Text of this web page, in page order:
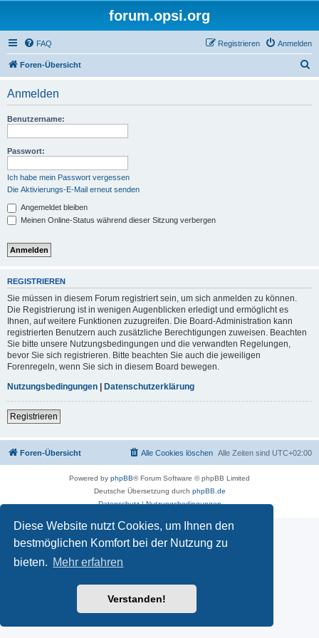
Diese Website nutzt Cookies, um Ihnen den
bestmöglichen Komfort bei der Nutzung zu
bieten. Mehr erfahren
Verstanden!
forum.opsi.org
FAQ Anmelden
Registrieren
Foren-Übersicht
Anmelden
Benutzername:
Passwort:
Ich habe mein Passwort vergessen
Die Aktivierungs-E-Mail erneut senden
Angemeldet bleiben
Meinen Online-Status während dieser Sitzung verbergen
REGISTRIEREN
Sie müssen in diesem Forum registriert sein, um sich anmelden zu können.
Die Registrierung ist in wenigen Augenblicken erledigt und ermöglicht es
Ihnen, auf weitere Funktionen zuzugreifen. Die Board-Administration kann
registrierten Benutzern auch zusätzliche Berechtigungen zuweisen. Beachten
Sie bitte unsere Nutzungsbedingungen und die verwandten Regelungen,
bevor Sie sich registrieren. Bitte beachten Sie auch die jeweiligen
Forenregeln, wenn Sie sich in diesem Board bewegen.
Nutzungsbedingungen | Datenschutzerklärung
Registrieren
Foren-Übersicht Alle Zeiten sind UTC+02:00
Alle Cookies löschen
Powered by phpBB® Forum Software © phpBB Limited
Deutsche Übersetzung durch phpBB.de
Datenschutz|Nutzungsbedingungen